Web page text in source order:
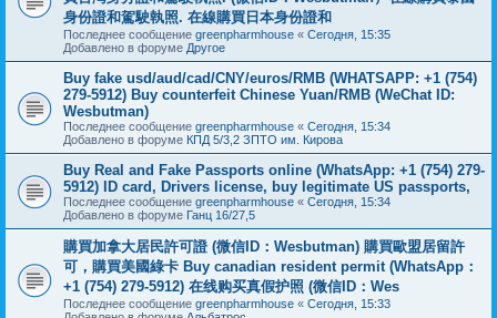
身份證和駕駛執照. 在線購買日本身份證和
Последнее сообщение greenpharmhouse « Сегодня, 15:35
Добавлено в форуме Другое
Buy fake usd/aud/cad/CNY/euros/RMB (WHATSAPP: +1 (754)
279-5912) Buy counterfeit Chinese Yuan/RMB (WeChat ID:
Wesbutman)
Последнее сообщение greenpharmhouse « Сегодня, 15:34
Добавлено в форуме КПД 5/3,2 ЗПТО им. Кирова
Buy Real and Fake Passports online (WhatsApp: +1 (754) 279-
5912) ID card, Drivers license, buy legitimate US passports,
Последнее сообщение greenpharmhouse « Сегодня, 15:34
Добавлено в форуме Ганц 16/27,5
購買加拿大居民許可證 (微信ID：Wesbutman) 購買歐盟居留許
可，購買美國綠卡 Buy canadian resident permit (WhatsApp：
+1 (754) 279-5912) 在线购买真假护照 (微信ID：Wes
Последнее сообщение greenpharmhouse « Сегодня, 15:33